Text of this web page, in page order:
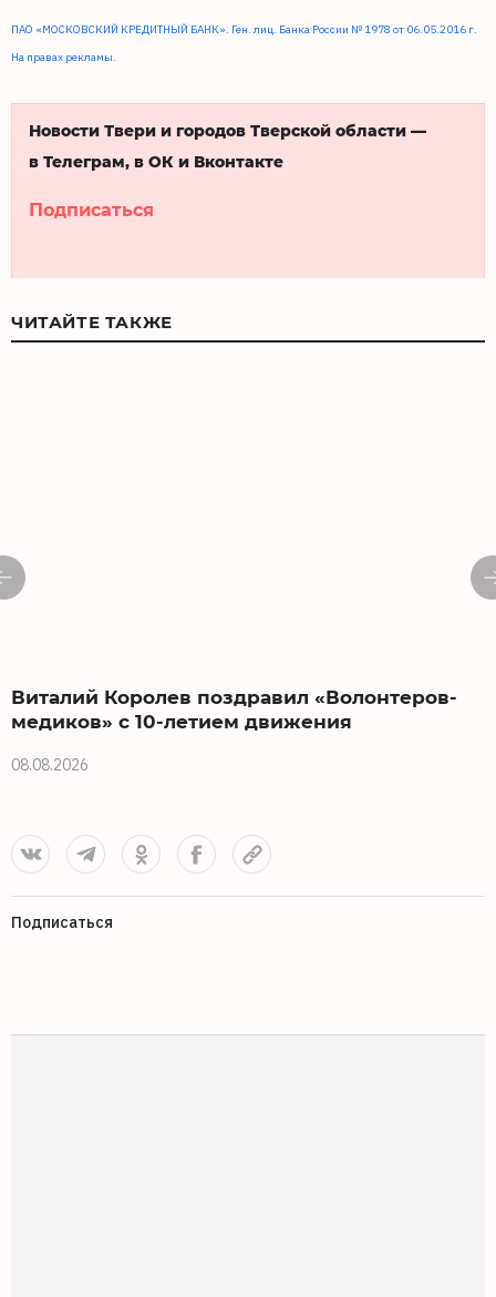
ПАО «МОСКОВСКИЙ КРЕДИТНЫЙ БАНК». Ген. лиц. Банка России № 1978 от 06.05.2016 г.
На правах рекламы.
Новости Твери и городов Тверской области —
в Телеграм, в ОК и Вконтакте
Подписаться
ЧИТАЙТЕ ТАКЖЕ
Виталий Королев поздравил «Волонтеров-
медиков» с 10-летием движения
08.08.2026
Подписаться